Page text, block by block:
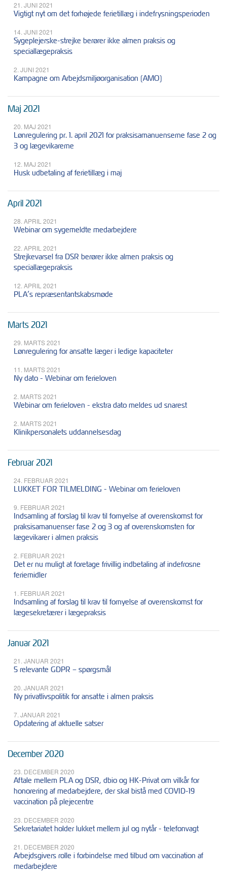
21. JUNI 2021
Vigtigt nyt om det forhøjede ferietillæg i indefrysningsperioden
14. JUNI 2021
Sygeplejerske-strejke berører ikke almen praksis og
speciallægepraksis
2. JUNI 2021
Kampagne om Arbejdsmiljøorganisation (AMO)
Maj 2021
20. MAJ 2021
Lønregulering pr. 1. april 2021 for praksisamanuenserne fase 2 og
3 og lægevikarerne
12. MAJ 2021
Husk udbetaling af ferietillæg i maj
April 2021
28. APRIL 2021
Webinar om sygemeldte medarbejdere
22. APRIL 2021
Strejkevarsel fra DSR berører ikke almen praksis og
speciallægepraksis
12. APRIL 2021
PLA’s repræsentantskabsmøde
Marts 2021
29. MARTS 2021
Lønregulering for ansatte læger i ledige kapaciteter
11. MARTS 2021
Ny dato - Webinar om ferieloven
2. MARTS 2021
Webinar om ferieloven - ekstra dato meldes ud snarest
2. MARTS 2021
Klinikpersonalets uddannelsesdag
Februar 2021
24. FEBRUAR 2021
LUKKET FOR TILMELDING - Webinar om ferieloven
9. FEBRUAR 2021
Indsamling af forslag til krav til fornyelse af overenskomst for
praksisamanuenser fase 2 og 3 og af overenskomsten for
lægevikarer i almen praksis
2. FEBRUAR 2021
Det er nu muligt at foretage frivillig indbetaling af indefrosne
feriemidler
1. FEBRUAR 2021
Indsamling af forslag til krav til fornyelse af overenskomst for
lægesekretærer i lægepraksis
Januar 2021
21. JANUAR 2021
5 relevante GDPR – spørgsmål
20. JANUAR 2021
Ny privatlivspolitik for ansatte i almen praksis
7. JANUAR 2021
Opdatering af aktuelle satser
December 2020
23. DECEMBER 2020
Aftale mellem PLA og DSR, dbio og HK-Privat om vilkår for
honorering af medarbejdere, der skal bistå med COVID-19
vaccination på plejecentre
23. DECEMBER 2020
Sekretariatet holder lukket mellem jul og nytår - telefonvagt
21. DECEMBER 2020
Arbejdsgivers rolle i forbindelse med tilbud om vaccination af
medarbejdere